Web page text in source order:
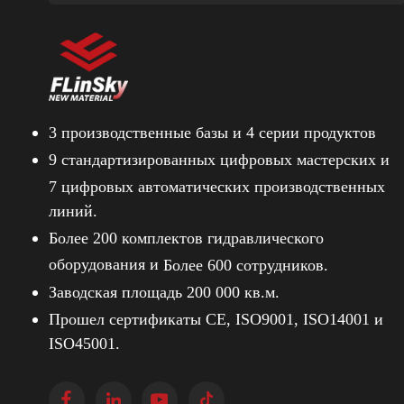
3 производственные базы и 4 серии продуктов
9 стандартизированных цифровых мастерских и
7 цифровых автоматических производственных
линий.
Более 200 комплектов гидравлического
оборудования и Более 600 сотрудников.
Заводская площадь 200 000 кв.м.
Прошел сертификаты CE, ISO9001, ISO14001 и
ISO45001.